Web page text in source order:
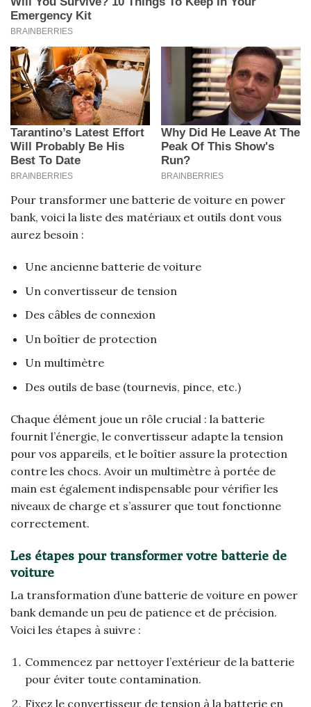
Pour transformer une batterie de voiture en power
bank, voici la liste des matériaux et outils dont vous
aurez besoin :
Une ancienne batterie de voiture
Un convertisseur de tension
Des câbles de connexion
Un boîtier de protection
Un multimètre
Des outils de base (tournevis, pince, etc.)
Chaque élément joue un rôle crucial : la batterie
fournit l’énergie, le convertisseur adapte la tension
pour vos appareils, et le boîtier assure la protection
contre les chocs. Avoir un multimètre à portée de
main est également indispensable pour vérifier les
niveaux de charge et s’assurer que tout fonctionne
correctement.
Les étapes pour transformer votre batterie de
voiture
La transformation d’une batterie de voiture en power
bank demande un peu de patience et de précision.
Voici les étapes à suivre :
Commencez par nettoyer l’extérieur de la batterie
pour éviter toute contamination.
Fixez le convertisseur de tension à la batterie en